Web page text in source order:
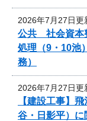
2026年7月27日更
公共 社会資本
処理（9・10池
務）
2026年7月27日更
【建設工事】
谷・日影平）